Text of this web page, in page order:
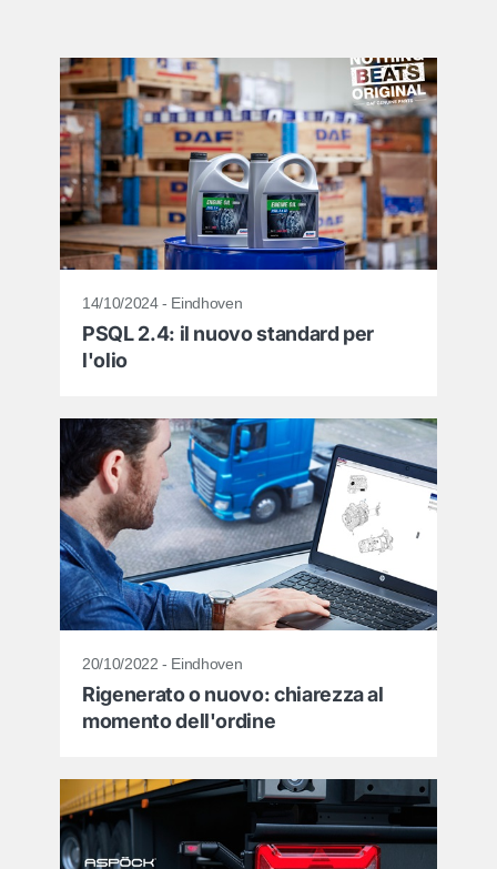
14/10/2024 - Eindhoven
PSQL 2.4: il nuovo standard per
l'olio
20/10/2022 - Eindhoven
Rigenerato o nuovo: chiarezza al
momento dell'ordine